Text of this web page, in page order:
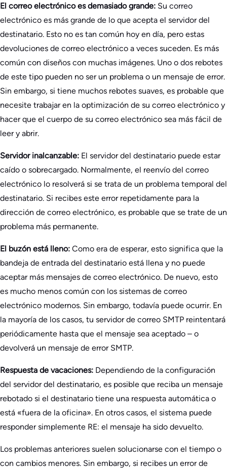
El correo electrónico es demasiado grande: Su correo
electrónico es más grande de lo que acepta el servidor del
destinatario. Esto no es tan común hoy en día, pero estas
devoluciones de correo electrónico a veces suceden. Es más
común con diseños con muchas imágenes. Uno o dos rebotes
de este tipo pueden no ser un problema o un mensaje de error.
Sin embargo, si tiene muchos rebotes suaves, es probable que
necesite trabajar en la optimización de su correo electrónico y
hacer que el cuerpo de su correo electrónico sea más fácil de
leer y abrir.
Servidor inalcanzable: El servidor del destinatario puede estar
caído o sobrecargado. Normalmente, el reenvío del correo
electrónico lo resolverá si se trata de un problema temporal del
destinatario. Si recibes este error repetidamente para la
dirección de correo electrónico, es probable que se trate de un
problema más permanente.
El buzón está lleno: Como era de esperar, esto significa que la
bandeja de entrada del destinatario está llena y no puede
aceptar más mensajes de correo electrónico. De nuevo, esto
es mucho menos común con los sistemas de correo
electrónico modernos. Sin embargo, todavía puede ocurrir. En
la mayoría de los casos, tu servidor de correo SMTP reintentará
periódicamente hasta que el mensaje sea aceptado – o
devolverá un mensaje de error SMTP.
Respuesta de vacaciones: Dependiendo de la configuración
del servidor del destinatario, es posible que reciba un mensaje
rebotado si el destinatario tiene una respuesta automática o
está «fuera de la oficina». En otros casos, el sistema puede
responder simplemente RE: el mensaje ha sido devuelto.
Los problemas anteriores suelen solucionarse con el tiempo o
con cambios menores. Sin embargo, si recibes un error de